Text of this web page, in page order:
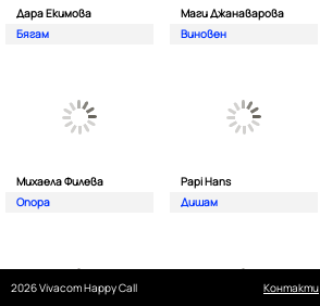
Дара Екимова
Бягам
Маги Джанаварова
Виновен
Михаела Филева
Опора
Papi Hans
Дишам
2026 Vivacom Happy Call Контакти